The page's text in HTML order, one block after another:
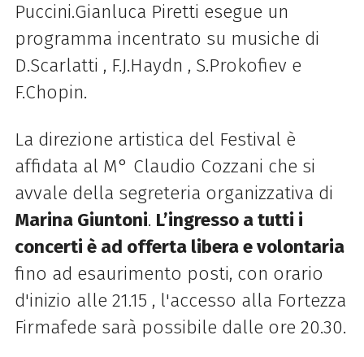
Puccini.Gianluca Piretti esegue un
programma incentrato su musiche di
D.Scarlatti , F.J.Haydn , S.Prokofiev e
F.Chopin.
La direzione artistica del Festival è
affidata al M° Claudio Cozzani che si
avvale della segreteria organizzativa di
Marina Giuntoni. L’ingresso a tutti i
concerti è ad offerta libera e volontaria
fino ad esaurimento posti, con orario
d'inizio alle 21.15 , l'accesso alla Fortezza
Firmafede sarà possibile dalle ore 20.30.